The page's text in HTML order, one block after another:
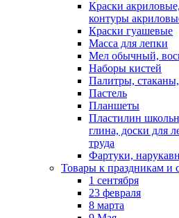
Краски
контуры
Краски гуашевые
Масса для лепки
Мел обычный,
Наборы кистей
Палитры,
Пастель
Планшеты
Пластилин
глина, доски для
труда
Фартуки,
Товары к праздникам и
1 сентября
23 февраля
8 марта